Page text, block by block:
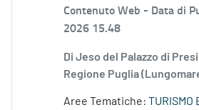
Contenuto Web - Data di
2026 15.48
Di Jeso del Palazzo di
Regione Puglia
Aree Tematiche: TURISMO